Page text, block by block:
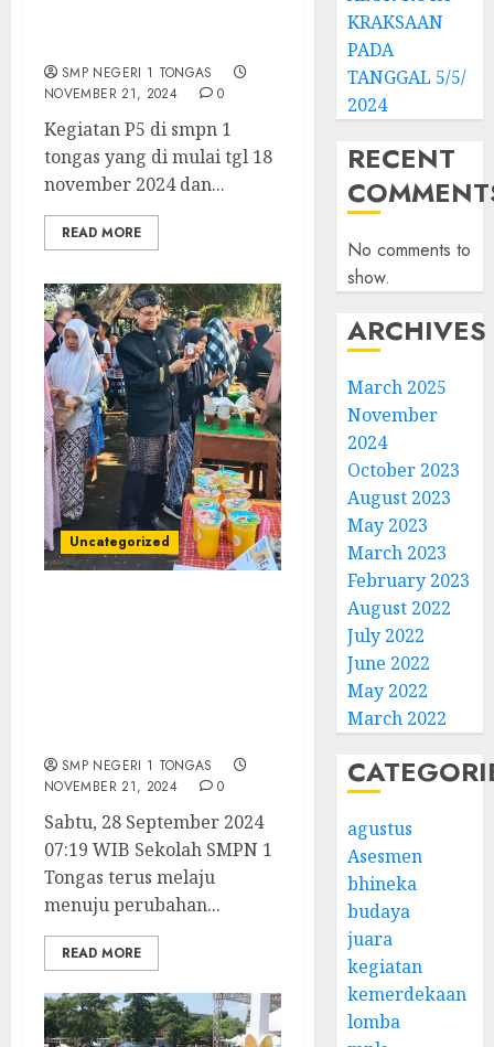
SMP NEGERI 1 TONGAS
NOVEMBER 21, 2024
0
Kegiatan P5 di smpn 1
tongas yang di mulai tgl 18
november 2024 dan...
READ MORE
Uncategorized
SMP NEGERI 1 TONGAS
NOVEMBER 21, 2024
0
Sabtu, 28 September 2024
07:19 WIB Sekolah SMPN 1
Tongas terus melaju
menuju perubahan...
READ MORE
KRAKSAAN
PADA
TANGGAL 5/5/
2024
RECENT
No comments to
show.
ARCHIVES
March 2025
November
2024
October 2023
August 2023
May 2023
March 2023
February 2023
August 2022
July 2022
June 2022
May 2022
March 2022
agustus
Asesmen
bhineka
budaya
juara
kegiatan
kemerdekaan
lomba